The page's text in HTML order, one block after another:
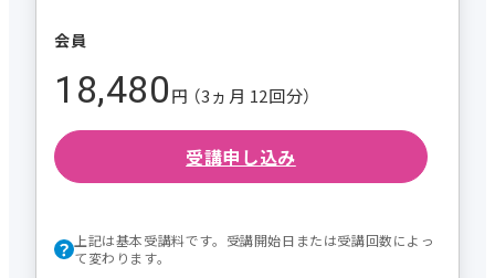
会員
18,480円 （3ヵ月 12回分）
受講申し込み
上記は基本受講料です。受講開始日または受講回数によっ
て変わります。